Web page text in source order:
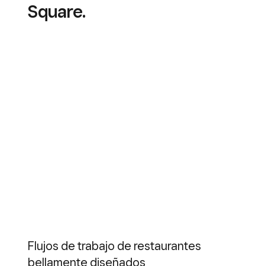
Square.
Flujos de trabajo de restaurantes
bellamente diseñados